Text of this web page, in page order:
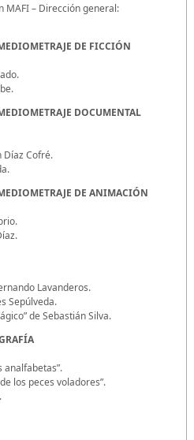
MAFI – Dirección general:
DE FICCIÓN
DOCUMENTAL
Díaz Cofré.
DE ANIMACIÓN
Lavanderos.
Sepúlveda.
de Sebastián Silva.
analfabetas”.
los peces voladores”.